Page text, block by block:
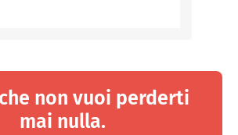
non vuoi perderti
mai nulla.